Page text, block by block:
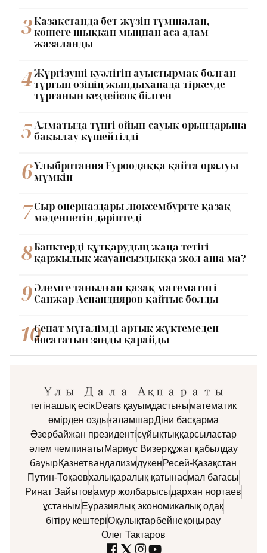
3 Қазақстанда бет-жүзін тұмшалап,
көшеге шыққан мыңнан аса адам
жазаланды
4Жүргізуші куәлігін ауыстырмақ болған
тұрғын өзінің жындыханада тіркеуде
тұрғанын кездейсоқ білген
5Алматыда түнгі ойын-сауық орындарына
бақылау күшейтілді
6Ұлыбритания Еуроодаққа қайта оралуы
мүмкін
7 Сыр өнерпаздары люксембургте қазақ
мәдениетін дәріптеді
8 Банктерді құтқарудың жаңа тетігі
қаржылық жауапсыздыққа жол аша ма?
9 Әлемге танылған қазақ математигі
Санжар Аспандияров қайтыс болды
10Сенат мұғалімді артық жүктемеден
босататын заңды қарайды
тегінашық есікDears қауымдастығыматематик
өмірден оздығаламшарДіни басқарма
Әзербайжан президентісұйықтыққарсыластар
әлем чемпинаты Мариус Визерқұжат қабылдау
бауырҚазнетвандализмдүкен Ресей-Қазақстан
Путин-Тоқаевхалықаралық қатынасмал бағасы
Ринат Зайытовамур жолбарысыдархан нортаев
ұстаным Еуразиялық экономикалық одақ
бітіру кештеріОқулықтарбейнеқоңырау
Олег Тактаров